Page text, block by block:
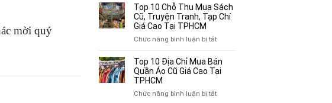
mời quý
4
Địa
Xe
Ba
Cũ,
Top 10 Chỗ Thu Mua Sách
Cũ, Truyện Tranh, Tạp Chí
Giá Cao Tại TPHCM
Chức năng bình luận bị tắtở
10
Chỗ
Top 10 Địa Chỉ Mua Bán
Quần Áo Cũ Giá Cao Tại
TPHCM
Chức năng bình luận bị tắtở